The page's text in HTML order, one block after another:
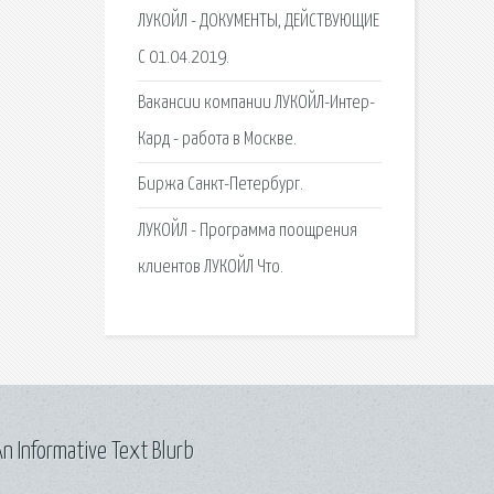
ЛУКОЙЛ - ДОКУМЕНТЫ, ДЕЙСТВУЮЩИЕ
С 01.04.2019.
Вакансии компании ЛУКОЙЛ-Интер-
Кард - работа в Москве.
Биржа Санкт-Петербург.
ЛУКОЙЛ - Программа поощрения
клиентов ЛУКОЙЛ Что.
Informative Text Blurb